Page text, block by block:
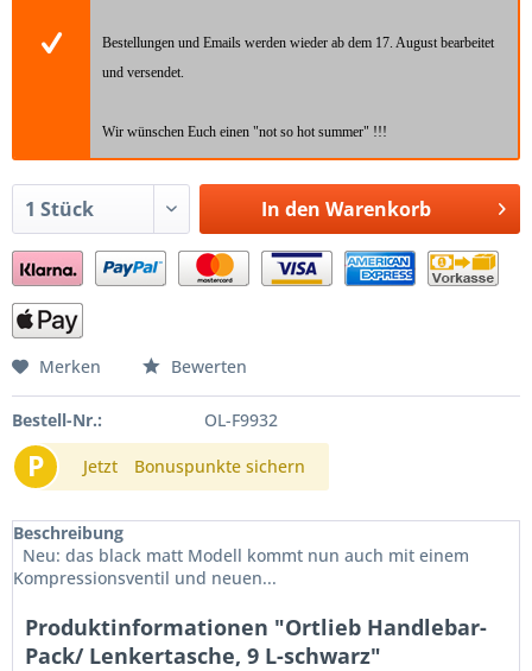
Bestellungen und Emails werden wieder ab dem 17. August bearbeitet
und versendet.
Wir wünschen Euch einen "not so hot summer" !!!
In den Warenkorb
Merken Bewerten
Bestell-Nr.: OL-F9932
P Jetzt Bonuspunkte sichern
Beschreibung
Neu: das black matt Modell kommt nun auch mit einem
Kompressionsventil und neuen...
Produktinformationen "Ortlieb Handlebar-
Pack/ Lenkertasche, 9 L-schwarz"